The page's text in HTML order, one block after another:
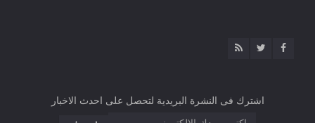
اشترك فى النشرة البريدية لتحصل على احدث الاخبار